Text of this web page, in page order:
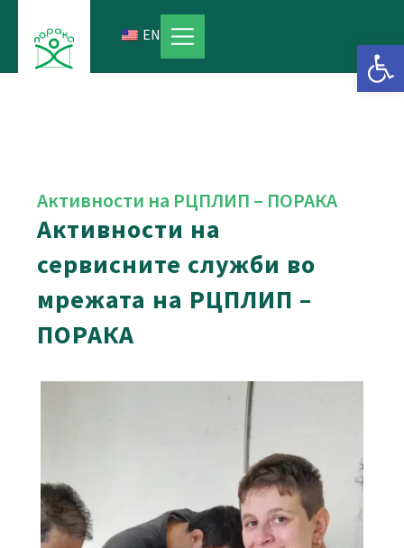
content
EN
Активности на РЦПЛИП – ПОРАКА
Активности на
сервисните служби во
мрежата на РЦПЛИП –
ПОРАКА